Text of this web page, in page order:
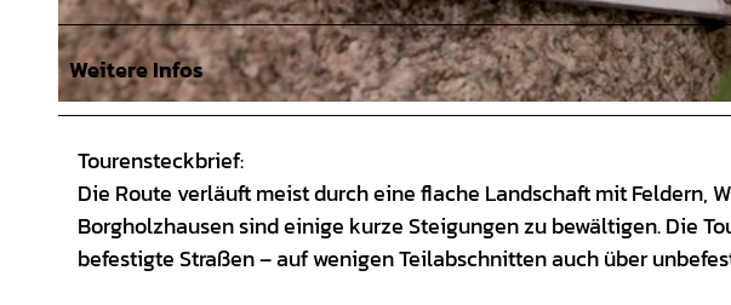
Weitere Infos
Tourensteckbrief:
Die Route verläuft meist durch eine flache Landschaft mit Feldern,
Borgholzhausen sind einige kurze Steigungen zu bewältigen. Die
befestigte Straßen – auf wenigen Teilabschnitten auch über